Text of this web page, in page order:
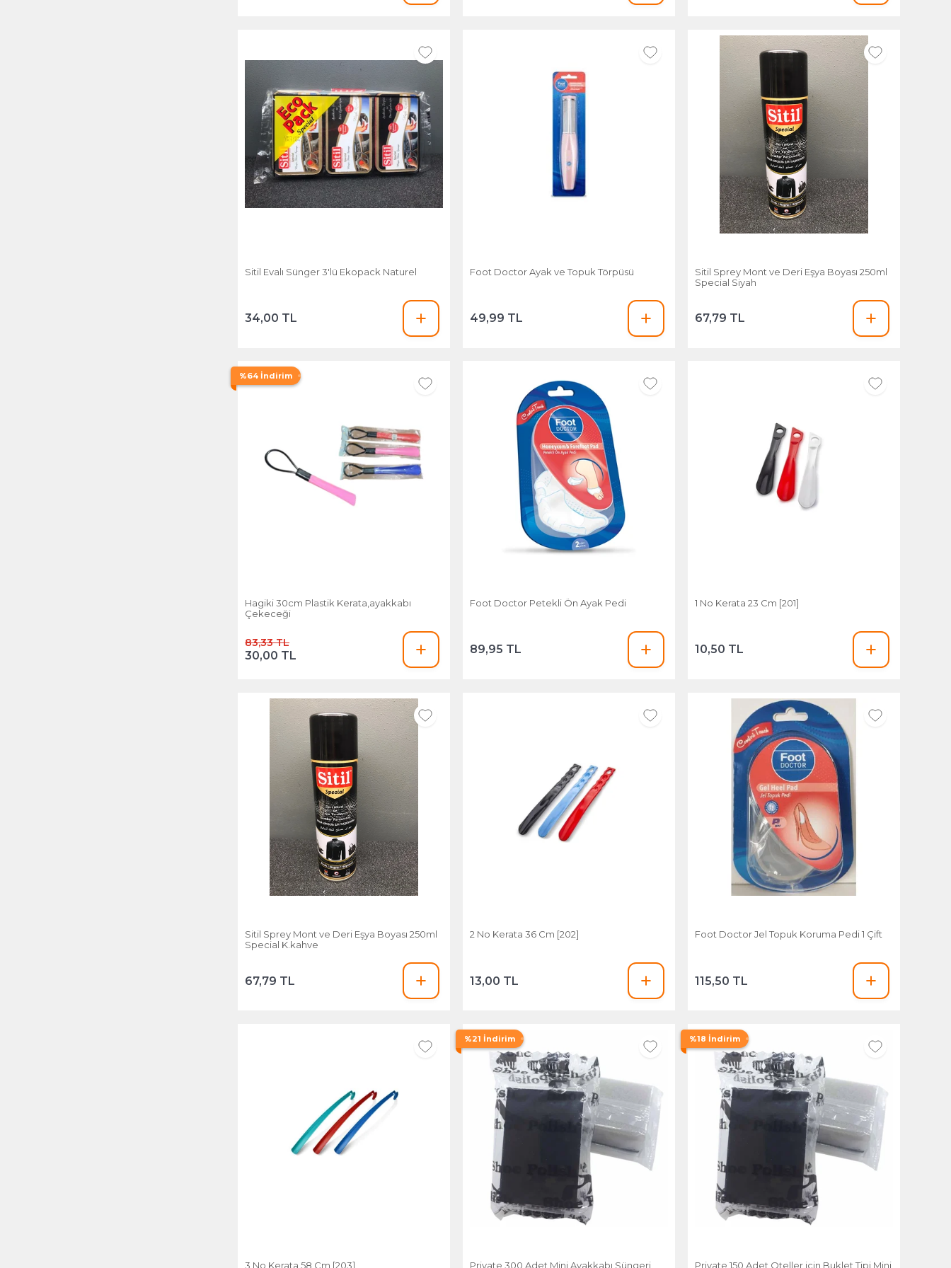
Sitil Evalı Sünger 3'lü Ekopack Naturel
34,00 TL
Foot Doctor Ayak ve Topuk Törpüsü
49,99 TL
Sitil Sprey Mont ve Deri Eşya Boyası 250ml
Special Siyah
67,79 TL
%64 İndirim
Hagiki 30cm Plastik Kerata,ayakkabı
Çekeceği
83,33 TL
30,00 TL
Foot Doctor Petekli Ön Ayak Pedi
89,95 TL
1 No Kerata 23 Cm [201]
10,50 TL
Sitil Sprey Mont ve Deri Eşya Boyası 250ml
Special K.kahve
67,79 TL
2 No Kerata 36 Cm [202]
13,00 TL
Foot Doctor Jel Topuk Koruma Pedi 1 Çift
115,50 TL
3 No Kerata 58 Cm [203]
%21 İndirim
Private 300 Adet Mini Ayakkabı Süngeri
%18 İndirim
Private 150 Adet Oteller için Buklet Tipi Mini